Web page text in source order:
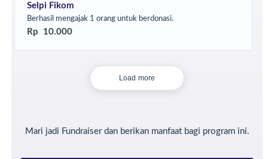
Selpi Fikom
Berhasil mengajak 1 orang untuk berdonasi.
Rp 10.000
Load more
Mari jadi Fundraiser dan berikan manfaat bagi program ini.